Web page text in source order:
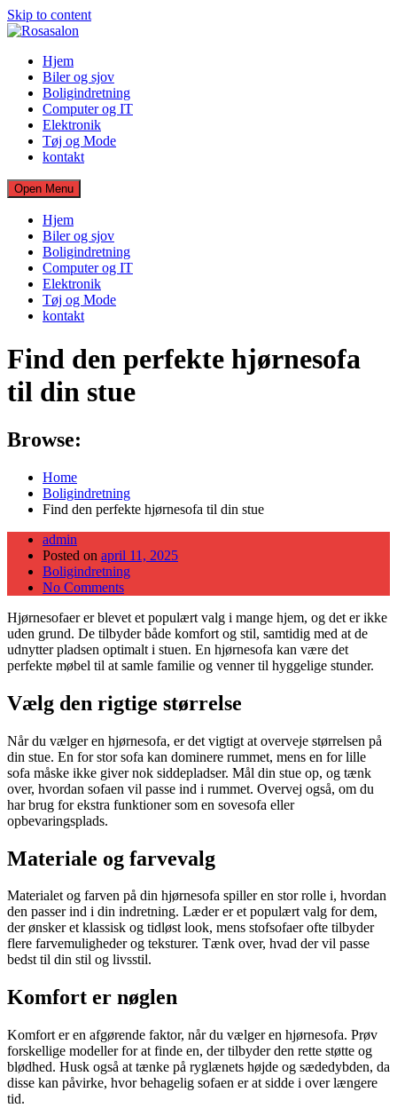
Skip to content
Hjem
Biler og sjov
Boligindretning
Computer og IT
Elektronik
Tøj og Mode
kontakt
Open Menu
Hjem
Biler og sjov
Boligindretning
Computer og IT
Elektronik
Tøj og Mode
kontakt
Find den perfekte hjørnesofa
til din stue
Browse:
Home
Boligindretning
Find den perfekte hjørnesofa til din stue
admin
Posted on april 11, 2025
Boligindretning
No Comments
Hjørnesofaer er blevet et populært valg i mange hjem, og det er ikke
uden grund. De tilbyder både komfort og stil, samtidig med at de
udnytter pladsen optimalt i stuen. En hjørnesofa kan være det
perfekte møbel til at samle familie og venner til hyggelige stunder.
Vælg den rigtige størrelse
Når du vælger en hjørnesofa, er det vigtigt at overveje størrelsen på
din stue. En for stor sofa kan dominere rummet, mens en for lille
sofa måske ikke giver nok siddepladser. Mål din stue op, og tænk
over, hvordan sofaen vil passe ind i rummet. Overvej også, om du
har brug for ekstra funktioner som en sovesofa eller
opbevaringsplads.
Materiale og farvevalg
Materialet og farven på din hjørnesofa spiller en stor rolle i, hvordan
den passer ind i din indretning. Læder er et populært valg for dem,
der ønsker et klassisk og tidløst look, mens stofsofaer ofte tilbyder
flere farvemuligheder og teksturer. Tænk over, hvad der vil passe
bedst til din stil og livsstil.
Komfort er nøglen
Komfort er en afgørende faktor, når du vælger en hjørnesofa. Prøv
forskellige modeller for at finde en, der tilbyder den rette støtte og
blødhed. Husk også at tænke på ryglænets højde og sædedybden, da
disse kan påvirke, hvor behagelig sofaen er at sidde i over længere
tid.